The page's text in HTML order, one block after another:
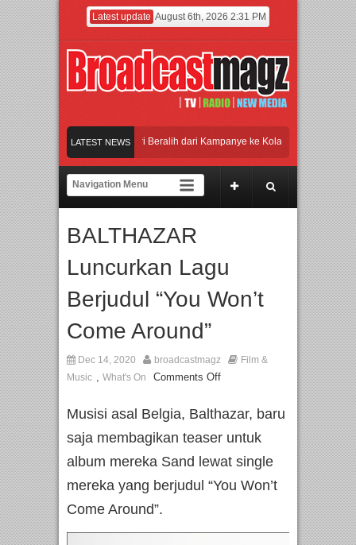
Latest update August 6th, 2026 2:31 PM
LATEST NEWS
APMF 2026 Dorong Industri Beralih dari Kampanye ke Kolaborasi Jangka Panjang
INDONESIA Membuka Took di Ubud, Bali
Tahitoe dan Sandhy Sondoro Afan Hadirkan Hipdut Modern “Jangan
BALTHAZAR
Luncurkan Lagu
Berjudul “You Won’t
Come Around”
Dec 14, 2020 broadcastmagz
Film &
Music , What's On Comments Off
Musisi asal Belgia, Balthazar, baru
saja membagikan teaser untuk
album mereka Sand lewat single
mereka yang berjudul “You Won’t
Come Around”.